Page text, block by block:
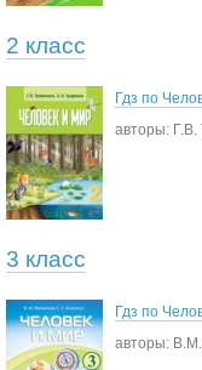
2 класс
Гдз по
авторы:
3 класс
Гдз по
авторы: В.М.